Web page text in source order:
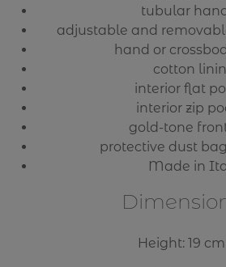
tubular
adjustable and
hand or
cotton
interior flat
interior zip
gold-tone
protective dust
Made in
Height: 19 cm